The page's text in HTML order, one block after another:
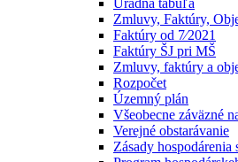
Úradná tabuľa
Zmluvy, Faktúry,
Faktúry od 7⁄2021
Faktúry ŠJ pri MŠ
Zmluvy, faktúry a
Rozpočet
Územný plán
Všeobecne záväzné
Verejné obstarávanie
Zásady hospodárenia